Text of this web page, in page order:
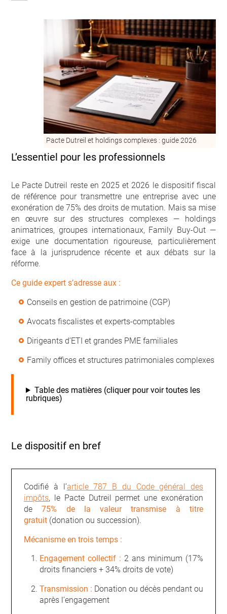
Pacte Dutreil et holdings complexes : guide 2026
L’essentiel pour les professionnels
Le Pacte Dutreil reste en 2025 et 2026 le dispositif fiscal
de référence pour transmettre une entreprise avec une
exonération de 75% des droits de mutation. Mais sa mise
en œuvre sur des structures complexes — holdings
animatrices, groupes internationaux, Family Buy-Out —
exige une documentation rigoureuse, particulièrement
face à la jurisprudence récente et aux débats sur la
réforme.
Ce guide expert s’adresse aux :
Conseils en gestion de patrimoine (CGP)
Avocats fiscalistes et experts-comptables
Dirigeants d’ETI et grandes PME familiales
Family offices et structures patrimoniales complexes
Table des matières (cliquer pour voir toutes les
rubriques)
Le dispositif en bref
Codifié à l’article 787 B du Code général des
impôts, le Pacte Dutreil permet une exonération
de75% de la valeur transmise à titre
gratuit (donation ou succession).
Mécanisme en trois temps :
Engagement collectif : 2 ans minimum (17%
droits financiers + 34% droits de vote)
Transmission : Donation ou décès pendant ou
après l’engagement